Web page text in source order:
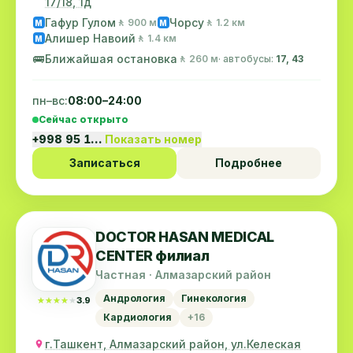
M Гафур Гулом 🚶 900 м M Чорсу 🚶 1.2 км
M Алишер Навоий 🚶 1.4 км
🚌Ближайшая остановка 🚶 260 м· автобусы: 17, 43
пн–вс:08:00–24:00
Сейчас открыто
+998 95 1… Показать номер
Записаться
Подробнее
★★★★★
★★★★★3.9
DOCTOR HASAN MEDICAL
CENTER филиал
Частная · Алмазарский район
Андрология
Гинекология
Кардиология
+16
г.Ташкент, Алмазарский район, ул.Келеская